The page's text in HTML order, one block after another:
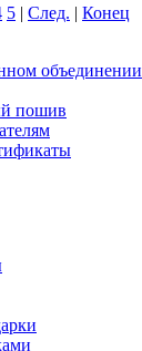
5 | След. | Конец
объединении
пошив